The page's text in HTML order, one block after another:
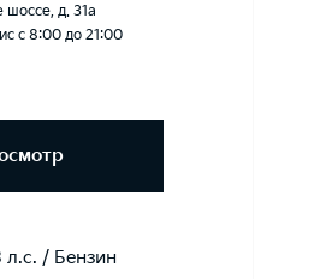
шоссе, д. 31а
с 8:00 до 21:00
л.c. / Бензин